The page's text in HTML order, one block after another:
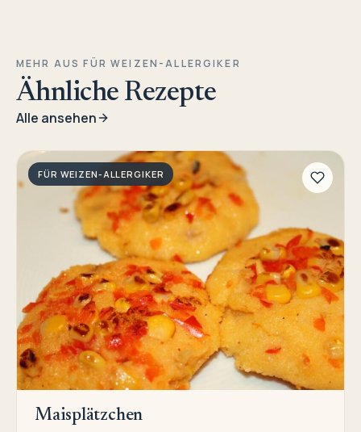
MEHR AUS FÜR WEIZEN-ALLERGIKER
Ähnliche Rezepte
Alle ansehen
FÜR WEIZEN-ALLERGIKER
Maisplätzchen